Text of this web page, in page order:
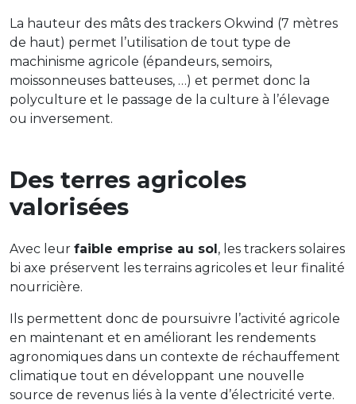
La hauteur des mâts des trackers Okwind (7 mètres
de haut) permet l’utilisation de tout type de
machinisme agricole (épandeurs, semoirs,
moissonneuses batteuses, …) et permet donc la
polyculture et le passage de la culture à l’élevage
ou inversement.
Des terres agricoles
valorisées
Avec leur faible emprise au sol , les trackers solaires
bi axe préservent les terrains agricoles et leur finalité
nourricière.
Ils permettent donc de poursuivre l’activité agricole
en maintenant et en améliorant les rendements
agronomiques dans un contexte de réchauffement
climatique tout en développant une nouvelle
source de revenus liés à la vente d’électricité verte.